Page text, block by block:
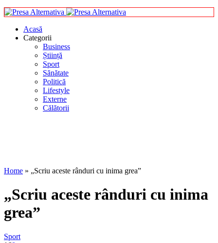
Acasă
Categorii
Business
Știință
Sport
Sănătate
Politică
Lifestyle
Externe
Călătorii
Home » „Scriu aceste rânduri cu inima grea”
„Scriu aceste rânduri cu inima
grea”
Sport